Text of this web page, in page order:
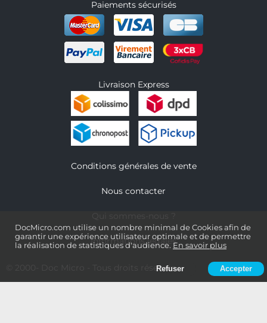
DocMicro.com utilise un nombre minimal de Cookies afin de
garantir une expérience utilisateur optimale et de permettre
la réalisation de statistiques d'audience. En savoir plus
Refuser Accepter
Paiements sécurisés
Livraison Express
Conditions générales de vente
Nous contacter
Informations légales
- Tous droits réservés